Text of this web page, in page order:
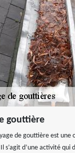
gouttière
de gouttière est une
s’agit d’une activité qui